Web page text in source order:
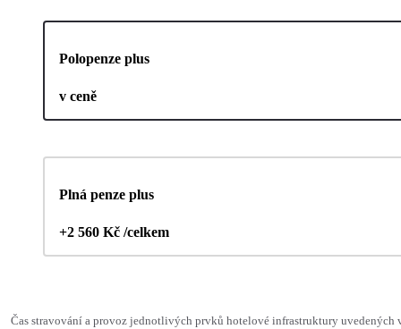
Polopenze plus
v ceně
Plná penze plus
+2 560 Kč /celkem
Čas stravování a provoz jednotlivých prvků hotelové infrastruktury uvedených